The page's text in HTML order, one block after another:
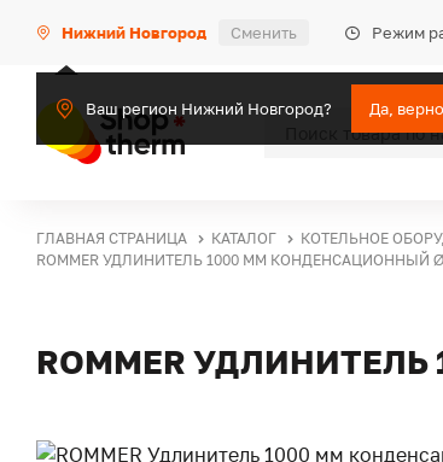
Нижний Новгород Сменить Режим
Ваш регион Нижний Новгород? Да, верно
ГЛАВНАЯ СТРАНИЦА КАТАЛОГ КОТЕЛЬНОЕ
ROMMER УДЛИНИТЕЛЬ 1000 ММ КОНДЕНСАЦИОННЫЙ
ROMMER